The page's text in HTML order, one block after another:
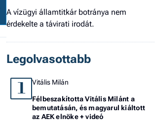
A vízügyi államtitkár botránya nem
érdekelte a távirati irodát.
Legolvasottabb
1 Vitális Milán
Félbeszakította Vitális Milánt a
bemutatásán, és magyarul kiáltott
az AEK elnöke + videó